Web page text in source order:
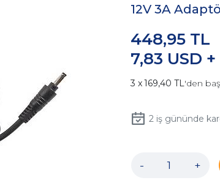
12V 3A
7,83 USD
448,95 TL
169,40 TL'den
2iş gününde
- +